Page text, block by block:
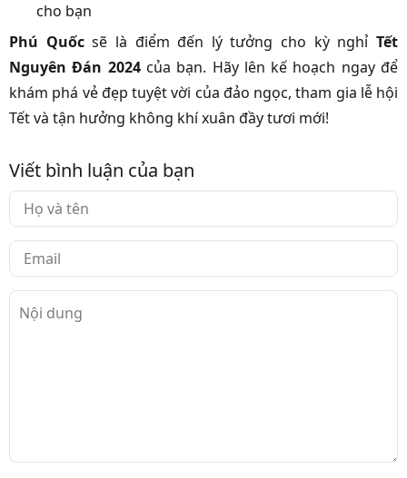
cho bạn
Phú Quốcsẽ là điểm đến lý tưởng cho kỳ nghỉTết
Nguyên Đán 2024của bạn. Hãy lên kế hoạch ngay để
khám phá vẻ đẹp tuyệt vời của đảo ngọc, tham gia lễ hội
Tết và tận hưởng không khí xuân đầy tươi mới!
Viết bình luận của bạn